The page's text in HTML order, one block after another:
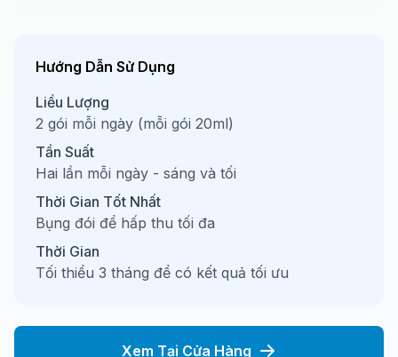
Hướng Dẫn Sử Dụng
Liều Lượng
2 gói mỗi ngày (mỗi gói 20ml)
Tần Suất
Hai lần mỗi ngày - sáng và tối
Thời Gian Tốt Nhất
Bụng đói để hấp thu tối đa
Thời Gian
Tối thiểu 3 tháng để có kết quả tối ưu
Xem Tại Cửa Hàng